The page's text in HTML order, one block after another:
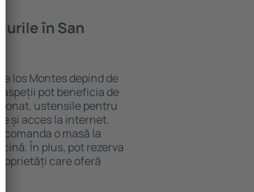
în San
los Montes depind de
pot beneficia de
ustensile pentru
și acces la internet.
o masă la
În plus, pot rezerva
care oferă